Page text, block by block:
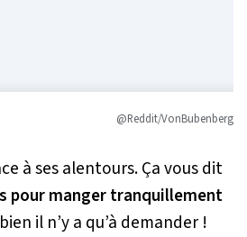
@Reddit/VonBubenberg
à ses alentours. Ça vous dit
pour manger tranquillement
il n’y a qu’à demander !